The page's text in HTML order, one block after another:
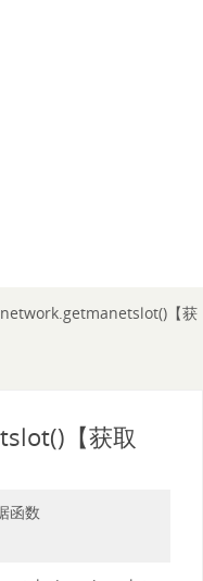
【获
【获取
函数